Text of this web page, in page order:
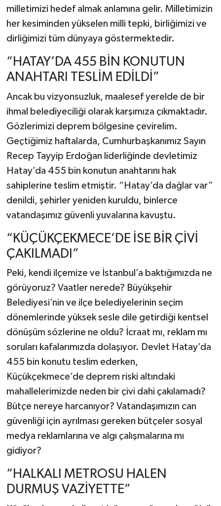
milletimizi hedef almak anlamına gelir. Milletimizin
her kesiminden yükselen milli tepki, birliğimizi ve
dirliğimizi tüm dünyaya göstermektedir.
“HATAY’DA 455 BİN KONUTUN
ANAHTARI TESLİM EDİLDİ”
Ancak bu vizyonsuzluk, maalesef yerelde de bir
ihmal belediyeciliği olarak karşımıza çıkmaktadır.
Gözlerimizi deprem bölgesine çevirelim.
Geçtiğimiz haftalarda, Cumhurbaşkanımız Sayın
Recep Tayyip Erdoğan liderliğinde devletimiz
Hatay’da 455 bin konutun anahtarını hak
sahiplerine teslim etmiştir. “Hatay’da dağlar var”
denildi, şehirler yeniden kuruldu, binlerce
vatandaşımız güvenli yuvalarına kavuştu.
“KÜÇÜKÇEKMECE’DE İSE BİR ÇİVİ
ÇAKILMADI”
Peki, kendi ilçemize ve İstanbul’a baktığımızda ne
görüyoruz? Vaatler nerede? Büyükşehir
Belediyesi’nin ve ilçe belediyelerinin seçim
dönemlerinde yüksek sesle dile getirdiği kentsel
dönüşüm sözlerine ne oldu? İcraat mı, reklam mı
soruları kafalarımızda dolaşıyor. Devlet Hatay’da
455 bin konutu teslim ederken,
Küçükçekmece’de deprem riski altındaki
mahallelerimizde neden bir çivi dahi çakılamadı?
Bütçe nereye harcanıyor? Vatandaşımızın can
güvenliği için ayrılması gereken bütçeler sosyal
medya reklamlarına ve algı çalışmalarına mı
gidiyor?
“HALKALI METROSU HALEN
DURMUŞ VAZİYETTE”